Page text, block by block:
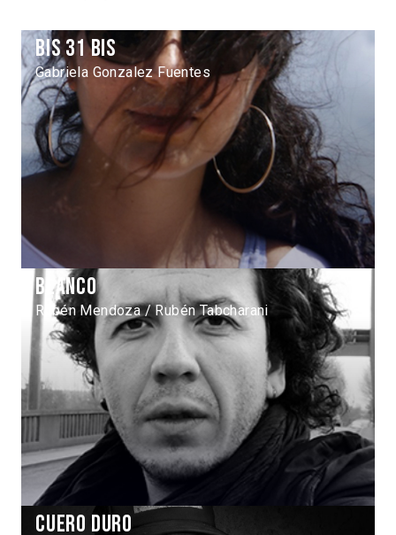
Bis 31 bis
Gabriela Gonzalez Fuentes
Blanco
Rubén Mendoza / Rubén Tabcharani
Cuero duro